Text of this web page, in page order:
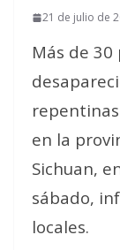
21 de julio de
Más de
en la
Sichuan,
sábado,
locales.